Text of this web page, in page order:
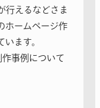
行えるなどさま
ホームページ作
ます。
事例について